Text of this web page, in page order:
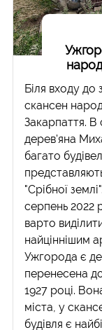
Біля входу до
скансен
Закарпаття. В
дерев'яна
багато
представляють
"Срібної
серпень 2022
варто
найціннішим
Ужгорода є
перенесена
1927 році.
міста, у
будівля є